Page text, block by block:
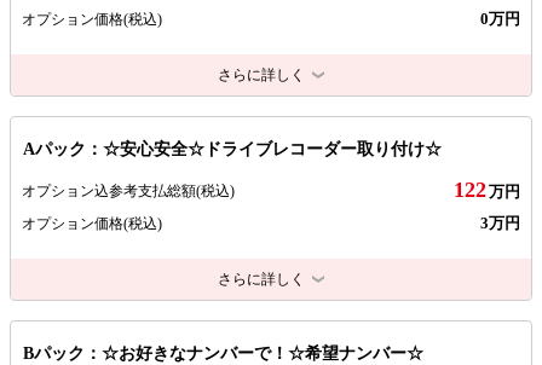
オプション価格(税込) 0万円
さらに詳しく
Aパック：☆安心安全☆ドライブレコーダー取り付け☆
オプション込参考支払総額(税込) 122万円
オプション価格(税込) 3万円
さらに詳しく
Bパック：☆お好きなナンバーで！☆希望ナンバー☆